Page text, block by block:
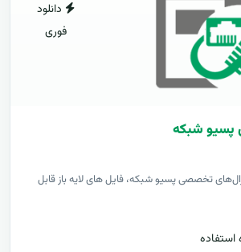
دانلود
فوری
پسیو شبکه
تخصصی پسیو شبکه، فایل های لایه باز قابل
استفاده